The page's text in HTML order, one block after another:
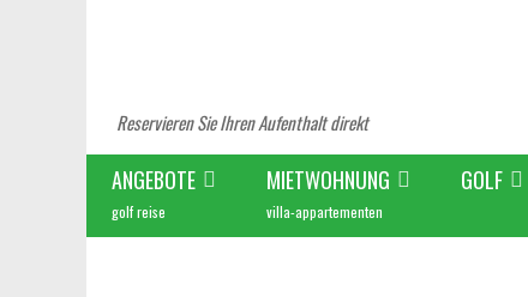
Reservieren Sie Ihren Aufenthalt direkt
ANGEBOTE
golf reise
MIETWOHNUNG
villa-appartementen
GOLF